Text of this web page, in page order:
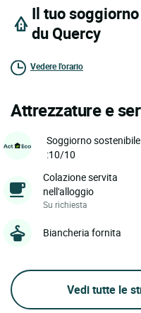
Il tuo
du Quercy
Vedere l'orario
Attrezzature e
Soggiorno sostenibile
:10/10
Colazione servita
nell'alloggio
Su richiesta
Biancheria fornita
Vedi tutte le